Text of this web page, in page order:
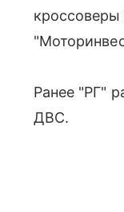
Ранее "РГ"
ДВС.